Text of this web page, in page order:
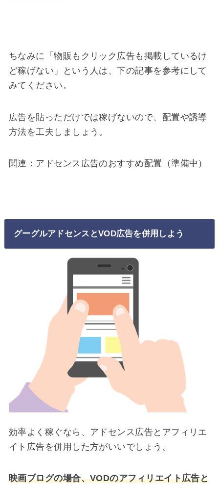
ちなみに「物販もクリック広告も掲載しているけ
ど稼げない」という人は、下の記事を参考にして
みてください。
広告を貼っただけでは稼げないので、配置や誘導
方法を工夫しましょう。
関連：アドセンス広告のおすすめ配置（準備中）
グーグルアドセンスとVOD広告を併用しよう
効率よく稼ぐなら、アドセンス広告とアフィリエ
イト広告を併用した方がいいでしょう。
映画ブログの場合、VODのアフィリエイト広告と